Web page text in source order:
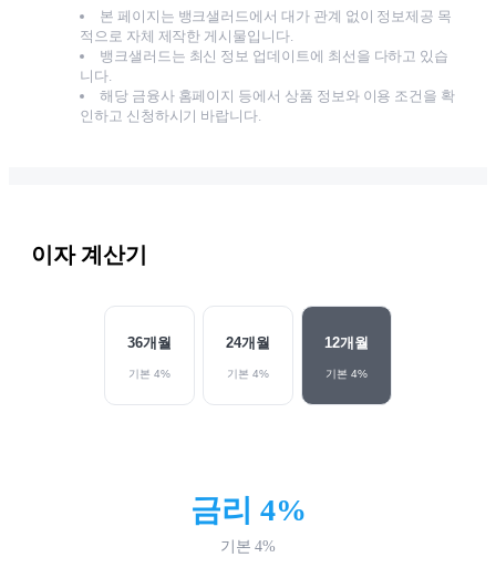
본 페이지는 뱅크샐러드에서 대가 관계 없이 정보제공 목
적으로 자체 제작한 게시물입니다.
뱅크샐러드는 최신 정보 업데이트에 최선을 다하고 있습
니다.
해당 금융사 홈페이지 등에서 상품 정보와 이용 조건을 확
인하고 신청하시기 바랍니다.
이자 계산기
36개월
기본 4%
24개월
기본 4%
12개월
기본 4%
금리 4%
기본4%